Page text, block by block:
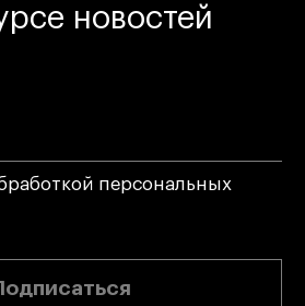
новостей
персональных